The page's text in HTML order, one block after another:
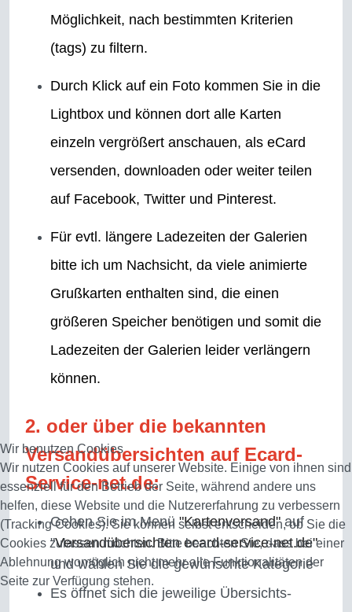
Möglichkeit, nach bestimmten Kriterien
(tags) zu filtern.
Durch Klick auf ein Foto kommen Sie in die
Lightbox und können dort alle Karten
einzeln vergrößert anschauen, als eCard
versenden, downloaden oder weiter teilen
auf Facebook, Twitter und Pinterest.
Für evtl. längere Ladezeiten der Galerien
bitte ich um Nachsicht, da viele animierte
Grußkarten enthalten sind, die einen
größeren Speicher benötigen und somit die
Ladezeiten der Galerien leider verlängern
können.
2. oder über die bekannten
Versandübersichten auf Ecard-
Service-net.de:
Gehen Sie im Menü"Kartenversand"auf
"Versandübersichten ecard-service-net.de"
und wählen Sie die gewünschte Kategorie
Es öffnet sich die jeweilige Übersichts-
Wir benutzen Cookies
Wir nutzen Cookies auf unserer Website. Einige von ihnen sind
essenziell für den Betrieb der Seite, während andere uns
helfen, diese Website und die Nutzererfahrung zu verbessern
(Tracking Cookies). Sie können selbst entscheiden, ob Sie die
Cookies zulassen möchten. Bitte beachten Sie, dass bei einer
Ablehnung womöglich nicht mehr alle Funktionalitäten der
Seite zur Verfügung stehen.